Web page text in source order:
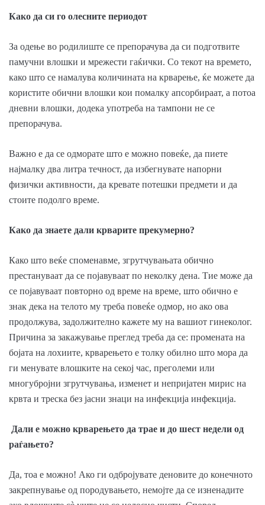
Како да си го олесните периодот
За одење во родилиште се препорачува да си подготвите
памучни влошки и мрежести гаќички. Со текот на времето,
како што се намалува количината на крварење, ќе можете да
користите обични влошки кои помалку апсорбираат, а потоа
дневни влошки, додека употреба на тампони не се
препорачува.
Важно е да се одморате што е можно повеќе, да пиете
најмалку два литра течност, да избегнувате напорни
физички активности, да кревате потешки предмети и да
стоите подолго време.
Како да знаете дали крварите прекумерно?
Како што веќе споменавме, згрутчувањата обично
престануваат да се појавуваат по неколку дена. Тие може да
се појавуваат повторно од време на време, што обично е
знак дека на телото му треба повеќе одмор, но ако ова
продолжува, задолжително кажете му на вашиот гинеколог.
Причина за закажување преглед треба да се: промената на
бојата на лохиите, крварењето е толку обилно што мора да
ги менувате влошките на секој час, преголеми или
многубројни згрутчувања, изменет и непријатен мирис на
крвта и треска без јасни знаци на инфекција инфекција.
Дали е можно крварењето да трае и до шест недели од
раѓањето?
Да, тоа е можно! Ако ги одбројувате деновите до конечното
закрепнување од породувањето, немојте да се изненадите